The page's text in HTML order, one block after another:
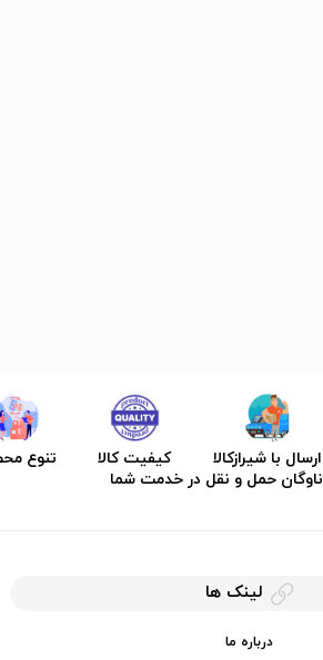
ارسال با شیرازکالا
ناوگان حمل و نقل در خدمت شما
کیفیت کالا تنوع
لینک ها
درباره ما